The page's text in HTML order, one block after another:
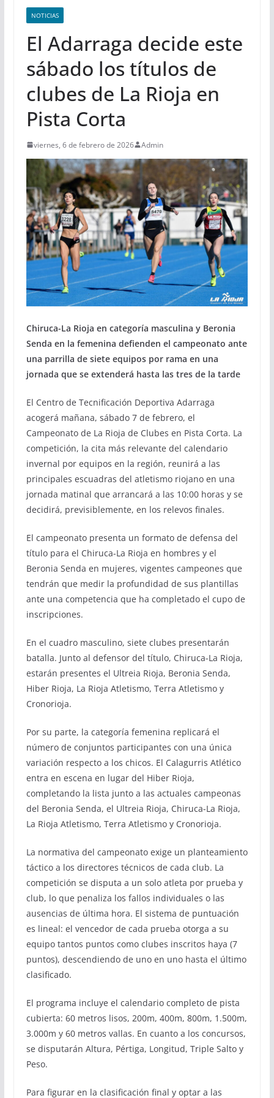
NOTICIAS
El Adarraga decide este
sábado los títulos de
clubes de La Rioja en
Pista Corta
viernes, 6 de febrero de 2026 Admin
Chiruca-La Rioja en categoría masculina y Beronia
Senda en la femenina defienden el campeonato ante
una parrilla de siete equipos por rama en una
jornada que se extenderá hasta las tres de la tarde
El Centro de Tecnificación Deportiva Adarraga
acogerá mañana, sábado 7 de febrero, el
Campeonato de La Rioja de Clubes en Pista Corta. La
competición, la cita más relevante del calendario
invernal por equipos en la región, reunirá a las
principales escuadras del atletismo riojano en una
jornada matinal que arrancará a las 10:00 horas y se
decidirá, previsiblemente, en los relevos finales.
El campeonato presenta un formato de defensa del
título para el Chiruca-La Rioja en hombres y el
Beronia Senda en mujeres, vigentes campeones que
tendrán que medir la profundidad de sus plantillas
ante una competencia que ha completado el cupo de
inscripciones.
En el cuadro masculino, siete clubes presentarán
batalla. Junto al defensor del título, Chiruca-La Rioja,
estarán presentes el Ultreia Rioja, Beronia Senda,
Hiber Rioja, La Rioja Atletismo, Terra Atletismo y
Cronorioja.
Por su parte, la categoría femenina replicará el
número de conjuntos participantes con una única
variación respecto a los chicos. El Calagurris Atlético
entra en escena en lugar del Hiber Rioja,
completando la lista junto a las actuales campeonas
del Beronia Senda, el Ultreia Rioja, Chiruca-La Rioja,
La Rioja Atletismo, Terra Atletismo y Cronorioja.
La normativa del campeonato exige un planteamiento
táctico a los directores técnicos de cada club. La
competición se disputa a un solo atleta por prueba y
club, lo que penaliza los fallos individuales o las
ausencias de última hora. El sistema de puntuación
es lineal: el vencedor de cada prueba otorga a su
equipo tantos puntos como clubes inscritos haya (7
puntos), descendiendo de uno en uno hasta el último
clasificado.
El programa incluye el calendario completo de pista
cubierta: 60 metros lisos, 200m, 400m, 800m, 1.500m,
3.000m y 60 metros vallas. En cuanto a los concursos,
se disputarán Altura, Pértiga, Longitud, Triple Salto y
Peso.
Para figurar en la clasificación final y optar a las